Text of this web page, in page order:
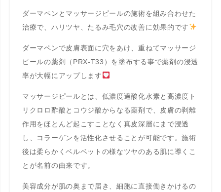
ダーマペンとマッサージピールの施術を組み合わせた
治療で、ハリツヤ、たるみ毛穴の改善に効果的です
ダーマペンで皮膚表面に穴をあけ、重ねてマッサージ
ピールの薬剤（PRX-T33）を塗布する事で薬剤の浸透
率が大幅にアップします
マッサージピールとは、低濃度過酸化水素と高濃度ト
リクロロ酢酸とコウジ酸からなる薬剤で、皮膚の剥離
作用をほとんど起こすことなく真皮深層にまで浸透
し、コラーゲンを活性化させることが可能です。施術
後は柔らかくベルベットの様なツヤのある肌に導くこ
とが名前の由来です。
美容成分が肌の奥まで届き、細胞に直接働きかけるの